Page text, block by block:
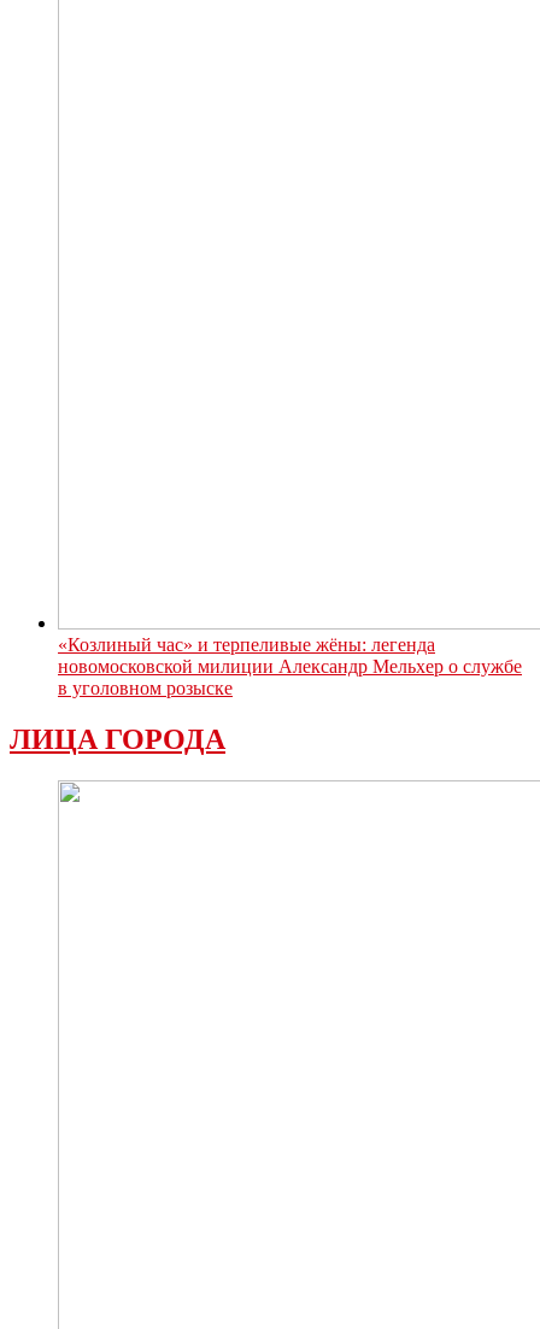
«Козлиный час» и терпеливые жёны: легенда
новомосковской милиции Александр Мельхер о службе
в уголовном розыске
ЛИЦА ГОРОДА